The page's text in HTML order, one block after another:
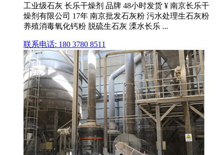
工业级石灰 长乐干燥剂 品牌 48小时发货 ¥ 南京长乐干
燥剂有限公司 17年 南京批发石灰粉 污水处理生石灰粉
养殖消毒氧化钙粉 脱硫生石灰 溧水长乐 ...
联系电话: 180 3780 8511